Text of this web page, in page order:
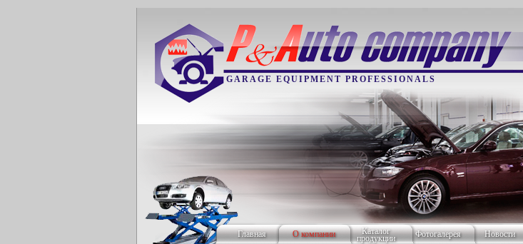
GARAGE EQUIPMENT PROFESSIONALS
Главная О компании Каталог
продукции Фотогалерея Новости